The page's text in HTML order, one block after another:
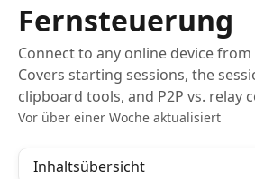
Fernsteuerung
Connect to any online device
Covers starting sessions, the
clipboard tools, and P2P vs. relay
Vor über einer Woche aktualisiert
Inhaltsübersicht